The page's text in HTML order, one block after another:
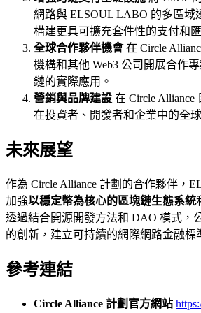
網路與 ELSOUL LABO 的多區域
構建更具可擴充套件性的支付和
全球合作夥伴機會在 Circle
機構和其他 Web3 公司開展合作
鏈的實際應用。
營銷與品牌建設 在 Circle Alliance
在投資者、開發者和企業中的全
未來展望
作為 Circle Alliance 計劃的合作夥伴，
加強以穩定幣為核心的區塊鏈生態系統
透過結合開源開發方法和 DAO 模式，
的創新，建立可持續的網際網路金融標
參考連結
Circle Alliance 計劃官方網站